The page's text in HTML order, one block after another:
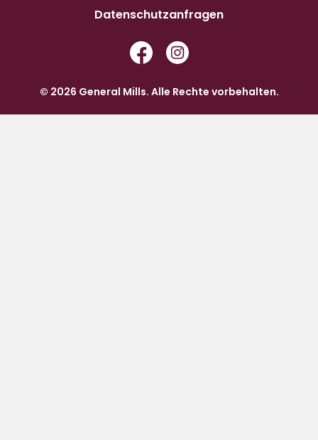
Datenschutzanfragen
© 2026 General Mills. Alle Rechte vorbehalten.